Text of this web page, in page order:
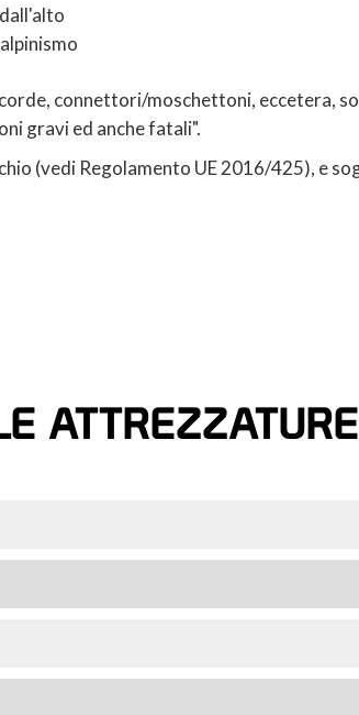
connettori/moschettoni, eccetera,
gravi ed anche fatali".
(vedi Regolamento UE 2016/425), e